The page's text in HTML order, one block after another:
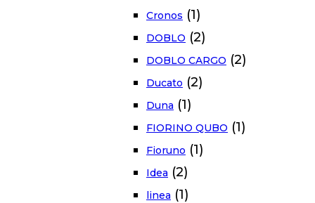
Cronos (1)
DOBLO (2)
DOBLO CARGO (2)
Ducato (2)
Duna (1)
FIORINO QUBO (1)
Fioruno (1)
Idea (2)
linea (1)